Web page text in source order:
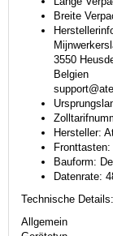
Breite
3550
Belgien
Hersteller:
Bauform:
Datenrate:
Technische Details:
Allgemein